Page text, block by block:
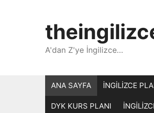
A'dan Z'ye İngilizce…
ANA SAYFA İNGİLİZCE
DYK KURS PLANI